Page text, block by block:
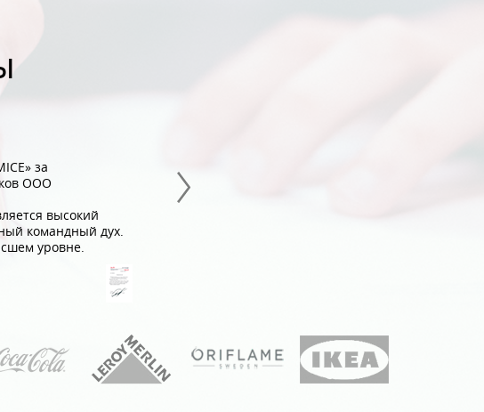
за
ООО
высокий
командный дух.
уровне.